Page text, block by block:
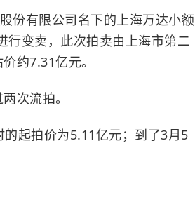
份有限公司名下的上海万达小额
行变卖，此次拍卖由上海市第二
约7.31亿元。
次流拍。
起拍价为5.11亿元；到了3月5